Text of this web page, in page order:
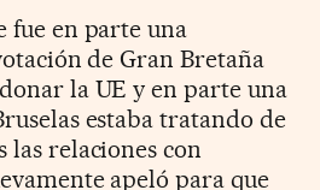
fue en parte una
de Gran Bretaña
la UE y en parte una
estaba tratando de
las relaciones con
apeló para que